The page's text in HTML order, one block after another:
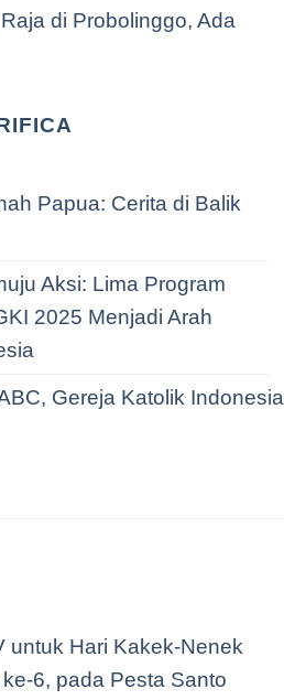
di Probolinggo, Ada
Papua: Cerita di Balik
Aksi: Lima Program
2025 Menjadi Arah
Gereja Katolik
untuk Hari Kakek-Nenek
6, pada Pesta Santo